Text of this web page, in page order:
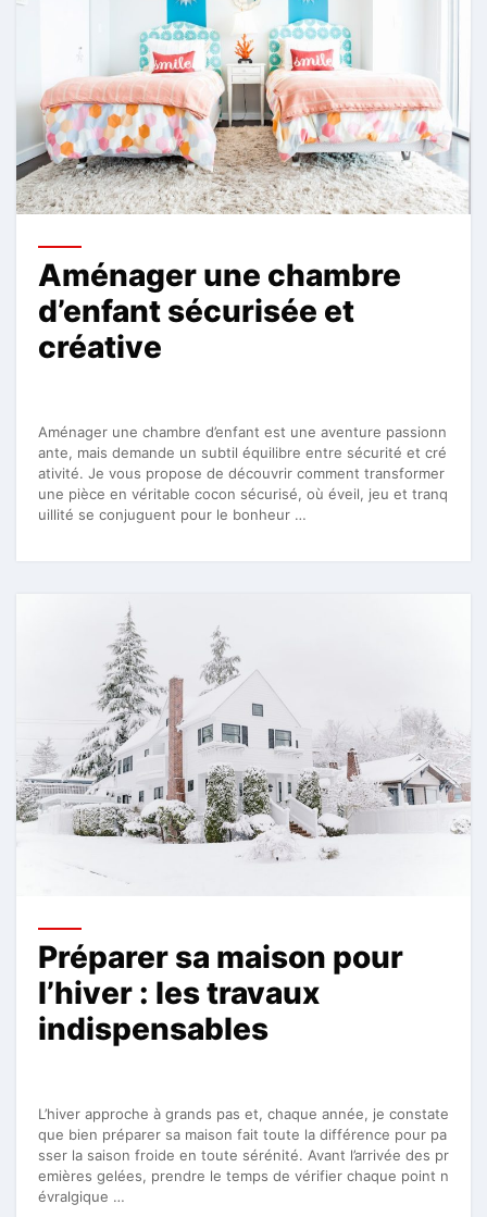
Aménager une chambre
d’enfant sécurisée et
créative
Aménager une chambre d’enfant est une aventure passionn
ante, mais demande un subtil équilibre entre sécurité et cré
ativité. Je vous propose de découvrir comment transformer
une pièce en véritable cocon sécurisé, où éveil, jeu et tranq
uillité se conjuguent pour le bonheur …
Préparer sa maison pour
l’hiver : les travaux
indispensables
L’hiver approche à grands pas et, chaque année, je constate
que bien préparer sa maison fait toute la différence pour pa
sser la saison froide en toute sérénité. Avant l’arrivée des pr
emières gelées, prendre le temps de vérifier chaque point n
évralgique …